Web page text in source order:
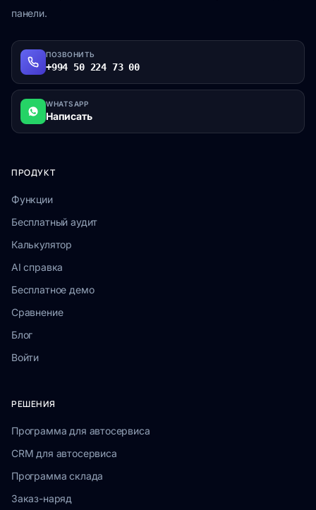
панели.
ПОЗВОНИТЬ
+994 50 224 73 00
WHATSAPP
Написать
ПРОДУКТ
Функции
Бесплатный аудит
Калькулятор
AI справка
Бесплатное демо
Сравнение
Блог
Войти
РЕШЕНИЯ
Программа для автосервиса
CRM для автосервиса
Программа склада
Заказ-наряд